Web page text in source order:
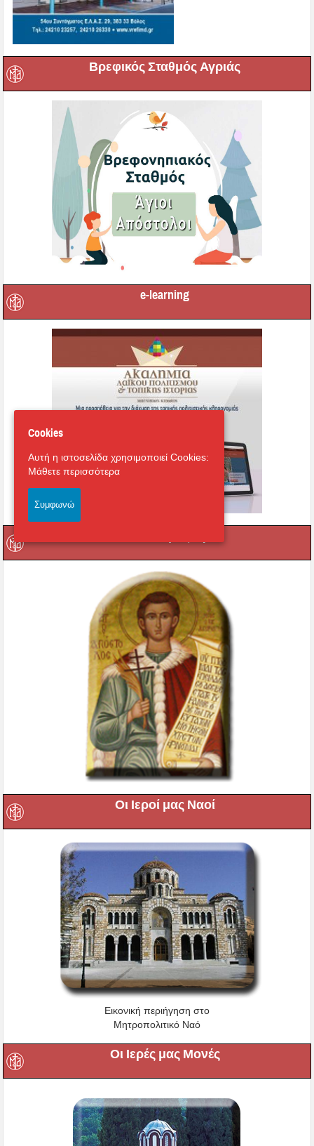
Βρεφικός Σταθμός Αγριάς
e-learning
Οι Ιεροί μας Ναοί
Εικονική περιήγηση στο
Μητροπολιτικό Ναό
Οι Ιερές μας Μονές
Cookies
Αυτή η ιστοσελίδα χρησιμοποιεί Cookies:
Μάθετε περισσότερα
Συμφωνώ